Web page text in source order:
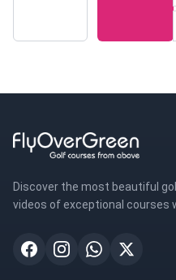
Discover the most beautiful
videos of exceptional courses